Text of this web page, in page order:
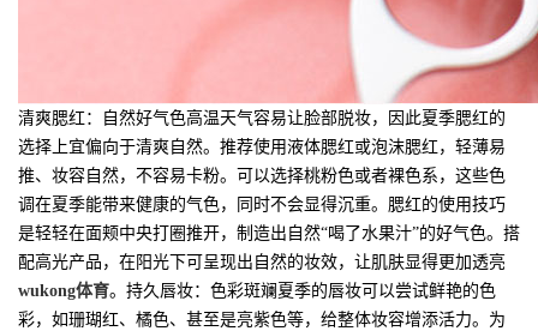
清爽腮红：自然好气色高温天气容易让脸部脱妆，因此夏季腮红的
选择上宜偏向于清爽自然。推荐使用液体腮红或泡沫腮红，轻薄易
推、妆容自然，不容易卡粉。可以选择桃粉色或者裸色系，这些色
调在夏季能带来健康的气色，同时不会显得沉重。腮红的使用技巧
是轻轻在面颊中央打圈推开，制造出自然“喝了水果汁”的好气色。搭
配高光产品，在阳光下可呈现出自然的妆效，让肌肤显得更加透亮
wukong体育。持久唇妆：色彩斑斓夏季的唇妆可以尝试鲜艳的色
彩，如珊瑚红、橘色、甚至是亮紫色等，给整体妆容增添活力。为